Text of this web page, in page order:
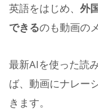
英語をはじめ、 外
できるのも動画の
最新AIを使った読
ば、動画にナレー
きます。